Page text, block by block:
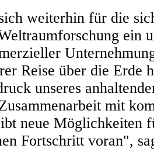
weiterhin für die
ein
Reise über die Erde
unseres
mit
neue Möglichkeiten
Fortschritt voran",